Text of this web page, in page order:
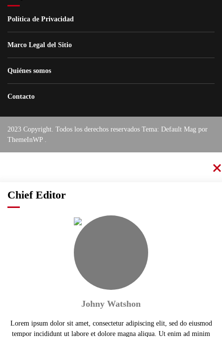
Política de Privacidad
Marco Legal del Sitio
Quiénes somos
Contacto
2023 Copyright. Todos los derechos reservados Tema: Default Mag por
ThemeInWP
Chief Editor
Johny Watshon
Lorem ipsum dolor sit amet, consectetur adipiscing elit, sed do eiusmod
tempor incididunt ut labore et dolore magna aliqua. Ut enim ad minim